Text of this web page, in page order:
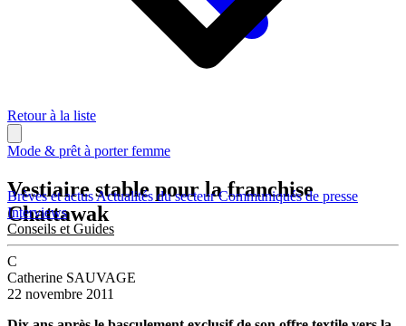
Brèves et actusActualités du secteurCommuniqués de presse
Interviews
Conseils et Guides
Retour à la liste
Mode & prêt à porter femme
Vestiaire stable pour la franchise
Chattawak
C
Catherine SAUVAGE
22 novembre 2011